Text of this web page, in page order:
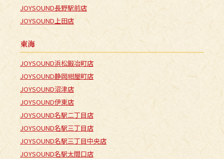
JOYSOUND長野駅前店
JOYSOUND上田店
東海
JOYSOUND浜松鍛冶町店
JOYSOUND静岡紺屋町店
JOYSOUND沼津店
JOYSOUND伊東店
JOYSOUND名駅二丁目店
JOYSOUND名駅三丁目店
JOYSOUND名駅三丁目中央店
JOYSOUND名駅太閤口店